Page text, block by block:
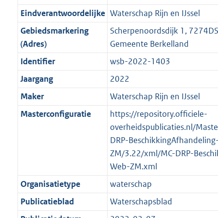
i
n
f
o
m
a
a
9
K
b
e
i
n
f
r
m
a
4
K
b
i
e
i
n
o
r
m
3
K
b
t
i
e
i
f
o
r
m
:
1
7
g
r
o
o
t
t
e
:
2
K
b
s
g
r
o
o
t
e
:
2
K
b
Eindverantwoordelijke Waterschap Rijn en IJssel
Gebiedsmarkering
(Adres)
Scherpenoordsdijk 1,
Gemeente Berkelland
Identifier
wsb-2022-1403
Jaargang
2022
Maker
Waterschap Rijn en IJssel
Masterconfiguratie
https://repository.officiele-
overheidspublicaties.nl/
DRP-
ZM/3.22/xml/MC-DRP-
Web-ZM.xml
Organisatietype
waterschap
Publicatieblad
Waterschapsblad